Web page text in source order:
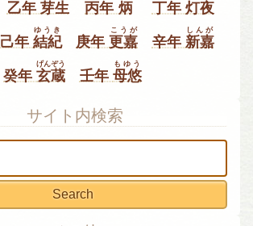
乙年 芽生 丙年 炳 丁年 灯夜
己年 結紀
ゆうき
庚年更嘉
こうが
辛年 新嘉
しんが
癸年玄蔵
げんぞう
壬年 母悠
もゆう
サイト内検索